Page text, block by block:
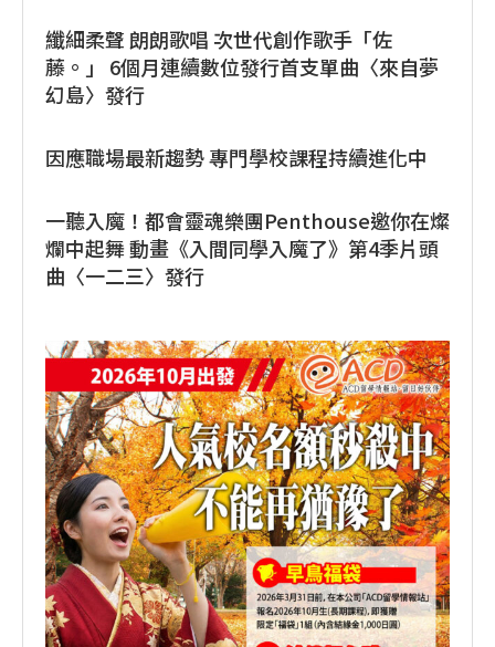
纖細柔聲 朗朗歌唱 次世代創作歌手「佐
藤。」 6個月連續數位發行首支單曲〈來自夢
幻島〉發行
因應職場最新趨勢 專門學校課程持續進化中
一聽入魔！都會靈魂樂團Penthouse邀你在燦
爛中起舞 動畫《入間同學入魔了》第4季片頭
曲〈一二三〉發行